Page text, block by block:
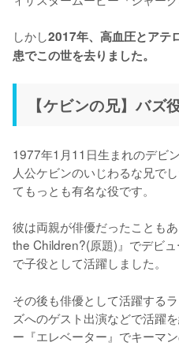
しかし2017年、高血圧とアテ
患でこの世を去りました。
【ケビンの兄】バズ
1977年1月11日生まれのデビ
人公ケビンのいじわるな兄で
てもっとも有名な役です。
彼は両親が俳優だったことも
the Children?(原題)』でデビ
で子役として活躍しました。
その後も俳優として活躍する
ズへのゲスト出演などで活躍
ー『エレベーター』でキーマ